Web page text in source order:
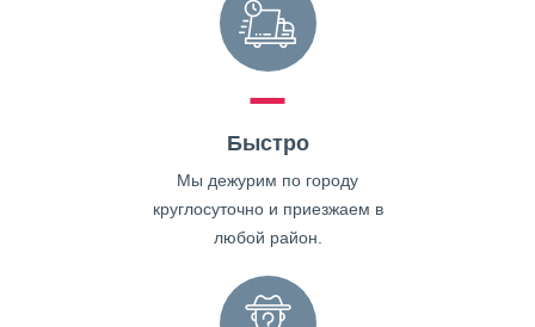
Быстро
Мы дежурим по городу
круглосуточно и приезжаем в
любой район.